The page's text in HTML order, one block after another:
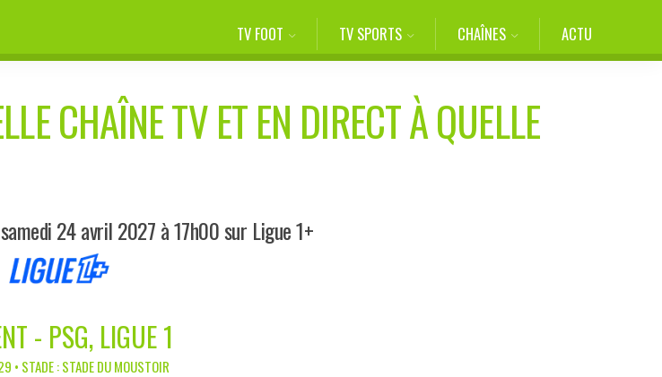
TV FOOT TV SPORTS CHAÎNES ACTU
CHAÎNE TV ET EN DIRECT À QUELLE
24 avril 2027 à 17h00 sur Ligue 1+
- PSG, LIGUE 1
• STADE : STADE DU MOUSTOIR